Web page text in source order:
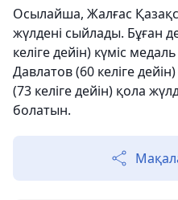
Осылайша, Жалғас
жүлдені сыйлады. Бұған
келіге дейін) күміс
Давлатов (60 келіге
(73 келіге дейін) қола
болатын.